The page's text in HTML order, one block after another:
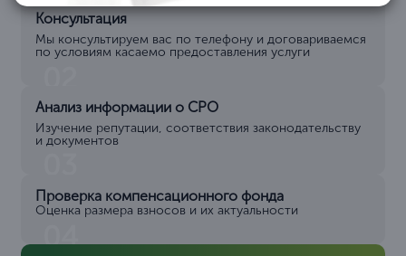
Консультация
Мы консультируем вас по телефону и договариваемся
по условиям касаемо предоставления услуги
Анализ информации о СРО
Изучение репутации, соответствия законодательству
и документов
Проверка компенсационного фонда
Оценка размера взносов и их актуальности
04